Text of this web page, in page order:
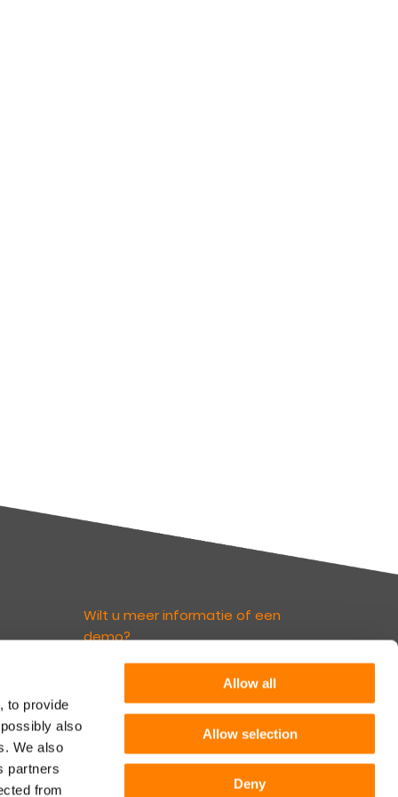
to provide
also
We also
partners
from
Allow all
Allow selection
Deny
Wilt u meer informatie of een
demo?
Volg ons